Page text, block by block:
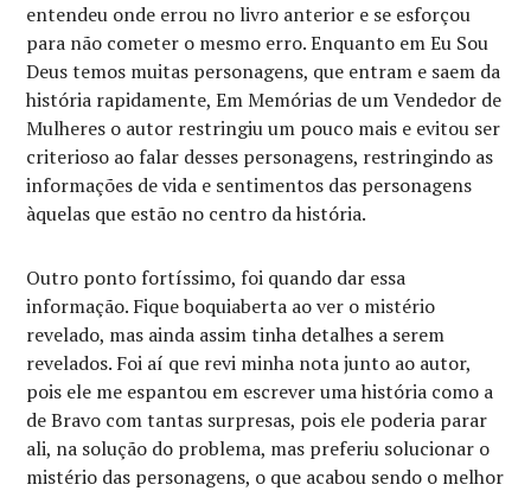
entendeu onde errou no livro anterior e se esforçou
para não cometer o mesmo erro. Enquanto em Eu Sou
Deus temos muitas personagens, que entram e saem da
história rapidamente, Em Memórias de um Vendedor de
Mulheres o autor restringiu um pouco mais e evitou ser
criterioso ao falar desses personagens, restringindo as
informações de vida e sentimentos das personagens
àquelas que estão no centro da história.
Outro ponto fortíssimo, foi quando dar essa
informação. Fique boquiaberta ao ver o mistério
revelado, mas ainda assim tinha detalhes a serem
revelados. Foi aí que revi minha nota junto ao autor,
pois ele me espantou em escrever uma história como a
de Bravo com tantas surpresas, pois ele poderia parar
ali, na solução do problema, mas preferiu solucionar o
mistério das personagens, o que acabou sendo o melhor